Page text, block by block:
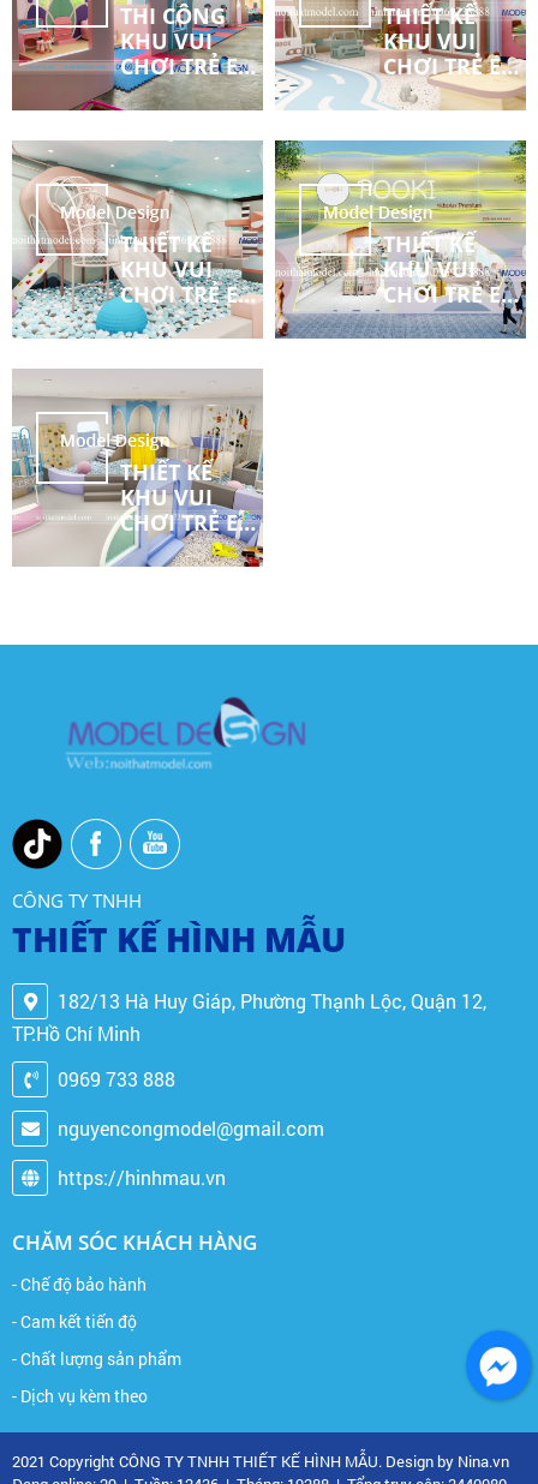
THI CÔNG
KHU VUI
CHƠI TRẺ EM
120M2 BÌNH
DƯƠNG P1
THIẾT KẾ
KHU VUI
CHƠI TRẺ EM
POOKI
KIDSPLAY
PRENIUM P3
THIẾT KẾ
KHU VUI
CHƠI TRẺ EM
POOKI
KIDSPLAY
PRENIUM P2
THIẾT KẾ
KHU VUI
CHƠI TRẺ EM
POOKI
KIDSPLAY
THIẾT KẾ
KHU VUI
CHƠI TRẺ EM
LÂM ĐỒNG
CÔNG TY TNHH
THIẾT KẾ HÌNH MẪU
182/13 Hà Huy Giáp, Phường Thạnh Lộc, Quận 12,
TP.Hồ Chí Minh
0969 733 888
nguyencongmodel@gmail.com
https://hinhmau.vn
CHĂM SÓC KHÁCH HÀNG
- Chế độ bảo hành
- Cam kết tiến độ
- Chất lượng sản phẩm
- Dịch vụ kèm theo
2021 Copyright CÔNG TY TNHH THIẾT KẾ HÌNH MẪU. Design by Nina.vn